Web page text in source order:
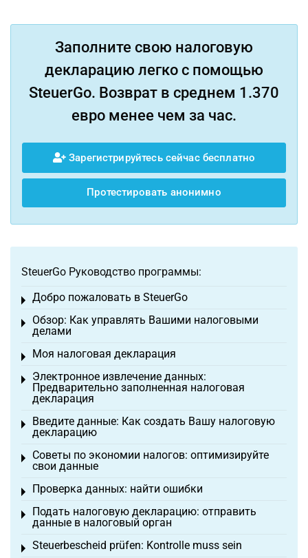
Заполните свою налоговую
декларацию легко с помощью
SteuerGo. Возврат в среднем 1.370
евро менее чем за час.
Зарегистрируйтесь сейчас бесплатно
Протестировать анонимно
SteuerGo Руководство программы:
Добро пожаловать в SteuerGo
Toggle menu
Обзор: Как управлять Вашими налоговыми
делами
Toggle menu
Моя налоговая декларация
Toggle menu
Электронное извлечение данных:
Предварительно заполненная налоговая
декларация
Toggle menu
Введите данные: Как создать Вашу налоговую
декларацию
Toggle menu
Советы по экономии налогов: оптимизируйте
свои данные
Toggle menu
Проверка данных: найти ошибки
Toggle menu
Подать налоговую декларацию: отправить
данные в налоговый орган
Toggle menu
Steuerbescheid prüfen: Kontrolle muss sein
Toggle menu